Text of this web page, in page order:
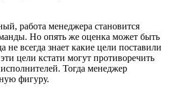
работа менеджера становится
Но опять же оценка может быть
не всегда знает какие цели поставили
цели кстати могут противоречить
Тогда менеджер
фигуру.